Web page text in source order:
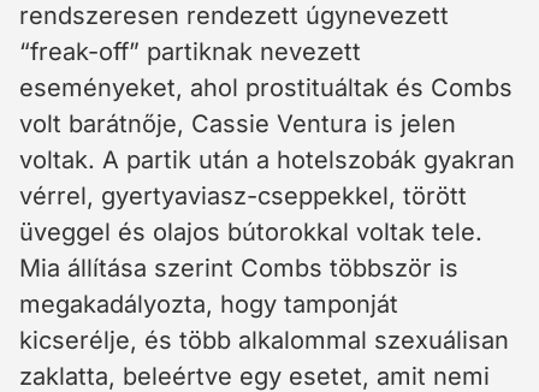
rendszeresen rendezett úgynevezett
“freak-off” partiknak nevezett
eseményeket, ahol prostituáltak és Combs
volt barátnője, Cassie Ventura is jelen
voltak. A partik után a hotelszobák gyakran
vérrel, gyertyaviasz-cseppekkel, törött
üveggel és olajos bútorokkal voltak tele.
Mia állítása szerint Combs többször is
megakadályozta, hogy tamponját
kicserélje, és több alkalommal szexuálisan
zaklatta, beleértve egy esetet, amit nemi